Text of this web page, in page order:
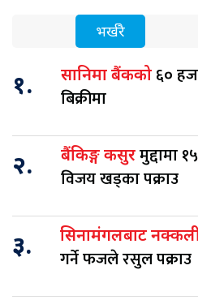
भर्खरै
१. सानिमा बैंकको ६०
बिक्रीमा
२. बैंकिङ्ग कसुरमुद्दामा
विजय खड्का पक्राउ
३. सिनामंगलबाट
गर्ने फजले रसुल पक्राउ